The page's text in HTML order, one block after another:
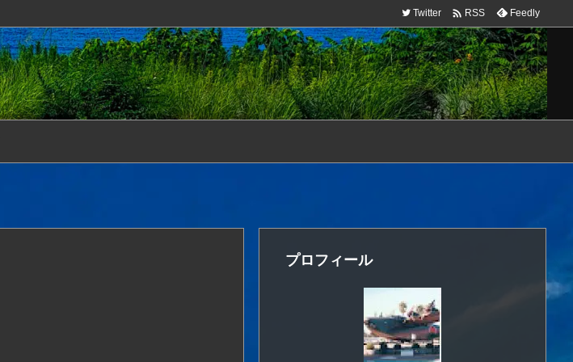
Twitter  RSS Feedly
プロフィール